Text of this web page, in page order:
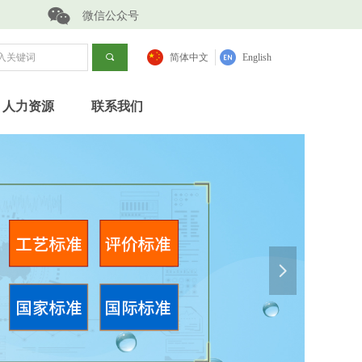
끠 简体中文 English
人力资源 联系我们
微信公众号
넲